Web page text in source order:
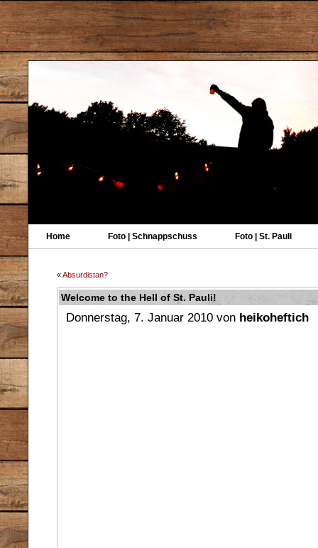
Home Foto | Schnappschuss Foto | St. Pauli
«Absurdistan?
Welcome to the Hell of St. Pauli!
Donnerstag, 7. Januar 2010 von heikoheftich